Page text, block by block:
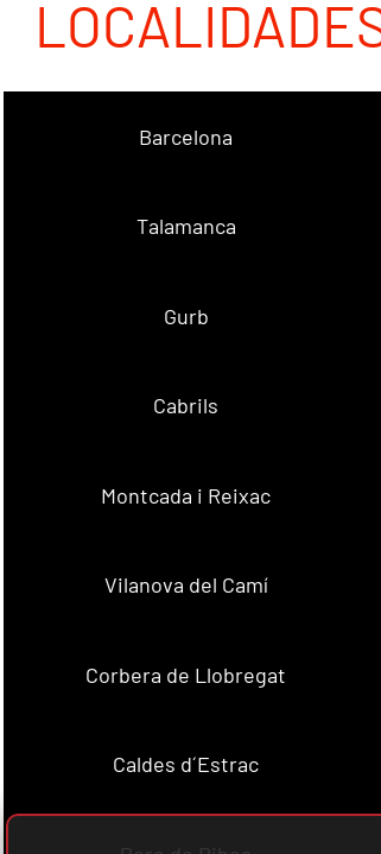
Barcelona
Talamanca
Gurb
Cabrils
Montcada i Reixac
Vilanova del Camí
Corbera de Llobregat
Caldes d´Estrac